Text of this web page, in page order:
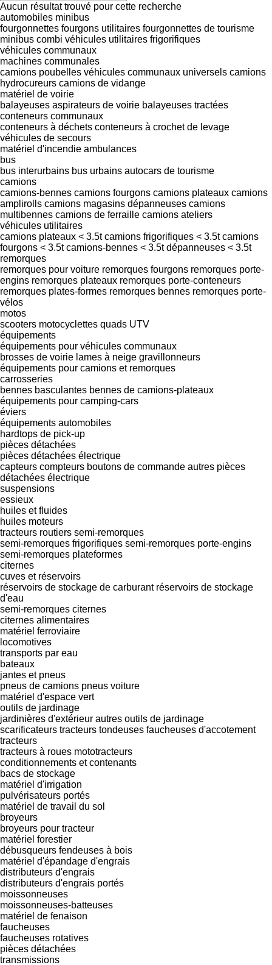
Aucun résultat trouvé pour cette recherche
automobiles minibus
fourgonnettes fourgons utilitaires fourgonnettes de tourisme
minibus combi véhicules utilitaires frigorifiques
véhicules communaux
machines communales
camions poubelles véhicules communaux universels camions
hydrocureurs camions de vidange
matériel de voirie
balayeuses aspirateurs de voirie balayeuses tractées
conteneurs communaux
conteneurs à déchets conteneurs à crochet de levage
véhicules de secours
matériel d'incendie ambulances
bus
bus interurbains bus urbains autocars de tourisme
camions
camions-bennes camions fourgons camions plateaux camions
amplirolls camions magasins dépanneuses camions
multibennes camions de ferraille camions ateliers
véhicules utilitaires
camions plateaux < 3.5t camions frigorifiques < 3.5t camions
fourgons < 3.5t camions-bennes < 3.5t dépanneuses < 3.5t
remorques
remorques pour voiture remorques fourgons remorques porte-
engins remorques plateaux remorques porte-conteneurs
remorques plates-formes remorques bennes remorques porte-
vélos
motos
scooters motocyclettes quads UTV
équipements
équipements pour véhicules communaux
brosses de voirie lames à neige gravillonneurs
équipements pour camions et remorques
carrosseries
bennes basculantes bennes de camions-plateaux
équipements pour camping-cars
éviers
équipements automobiles
hardtops de pick-up
pièces détachées
pièces détachées électrique
capteurs compteurs boutons de commande autres pièces
détachées électrique
suspensions
essieux
huiles et fluides
huiles moteurs
tracteurs routiers semi-remorques
semi-remorques frigorifiques semi-remorques porte-engins
semi-remorques plateformes
citernes
cuves et réservoirs
réservoirs de stockage de carburant réservoirs de stockage
d'eau
semi-remorques citernes
citernes alimentaires
matériel ferroviaire
locomotives
transports par eau
bateaux
jantes et pneus
pneus de camions pneus voiture
matériel d'espace vert
outils de jardinage
jardinières d'extérieur autres outils de jardinage
scarificateurs tracteurs tondeuses faucheuses d'accotement
tracteurs
tracteurs à roues mototracteurs
conditionnements et contenants
bacs de stockage
matériel d'irrigation
pulvérisateurs portés
matériel de travail du sol
broyeurs
broyeurs pour tracteur
matériel forestier
débusqueurs fendeuses à bois
matériel d'épandage d'engrais
distributeurs d'engrais
distributeurs d'engrais portés
moissonneuses
moissonneuses-batteuses
matériel de fenaison
faucheuses
faucheuses rotatives
pièces détachées
transmissions